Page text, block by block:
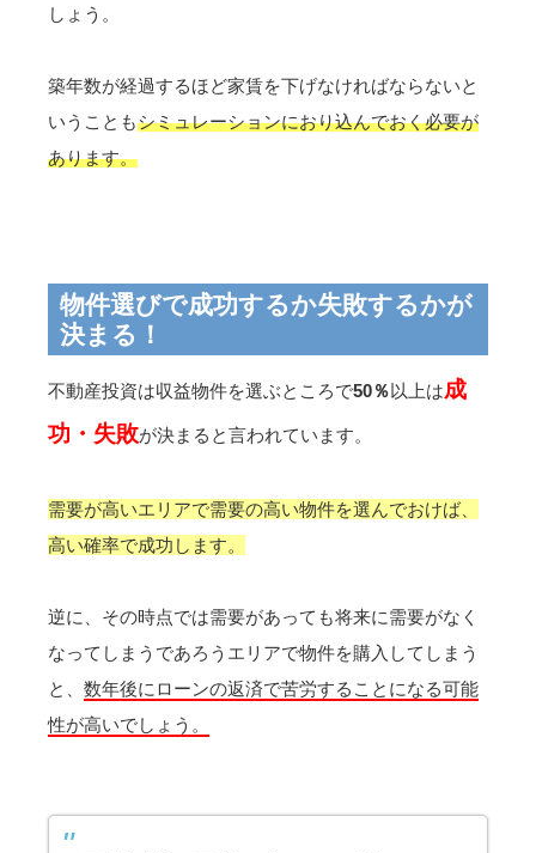
しょう。
築年数が経過するほど家賃を下げなければならないと
いうこともシミュレーションにおり込んでおく必要が
あります。
物件選びで成功するか失敗するかが
決まる！
不動産投資は収益物件を選ぶところで50％以上は成
功・失敗が決まると言われています。
需要が高いエリアで需要の高い物件を選んでおけば、
高い確率で成功します。
逆に、その時点では需要があっても将来に需要がなく
なってしまうであろうエリアで物件を購入してしまう
と、 数年後にローンの返済で苦労することになる可能
性が高いでしょう。